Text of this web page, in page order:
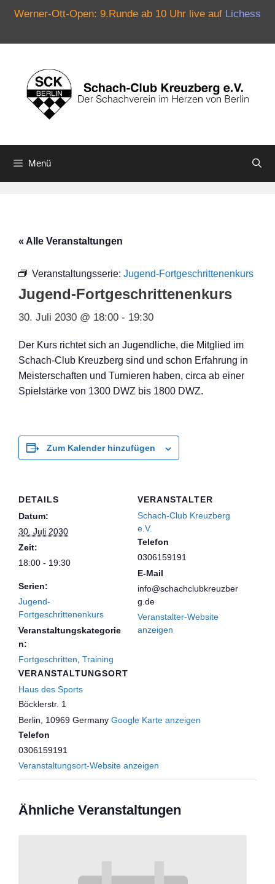
Werner-Ott-Open: 9.Runde ab 10 Uhr live auf Lichess
springen
Menü
« Alle Veranstaltungen
Veranstaltungsserie: Jugend-Fortgeschrittenenkurs
Jugend-Fortgeschrittenenkurs
30. Juli 2030 @ 18:00 - 19:30
Der Kurs richtet sich an Jugendliche, die Mitglied im
Schach-Club Kreuzberg sind und schon Erfahrung in
Meisterschaften und Turnieren haben, circa ab einer
Spielstärke von 1300 DWZ bis 1800 DWZ.
Zum Kalender hinzufügen
DETAILS
Datum:
30. Juli 2030
Zeit:
18:00 - 19:30
Serien:
Jugend-
Fortgeschrittenenkurs
Veranstaltungskategorie
n:
Fortgeschritten, Training
VERANSTALTUNGSORT
Haus des Sports
Böcklerstr. 1
Berlin, 10969 Germany Google Karte anzeigen
Telefon
0306159191
Veranstaltungsort-Website anzeigen
VERANSTALTER
Schach-Club Kreuzberg
e.V.
Telefon
0306159191
E-Mail
info@schachclubkreuzber
g.de
Veranstalter-Website
anzeigen
Ähnliche Veranstaltungen